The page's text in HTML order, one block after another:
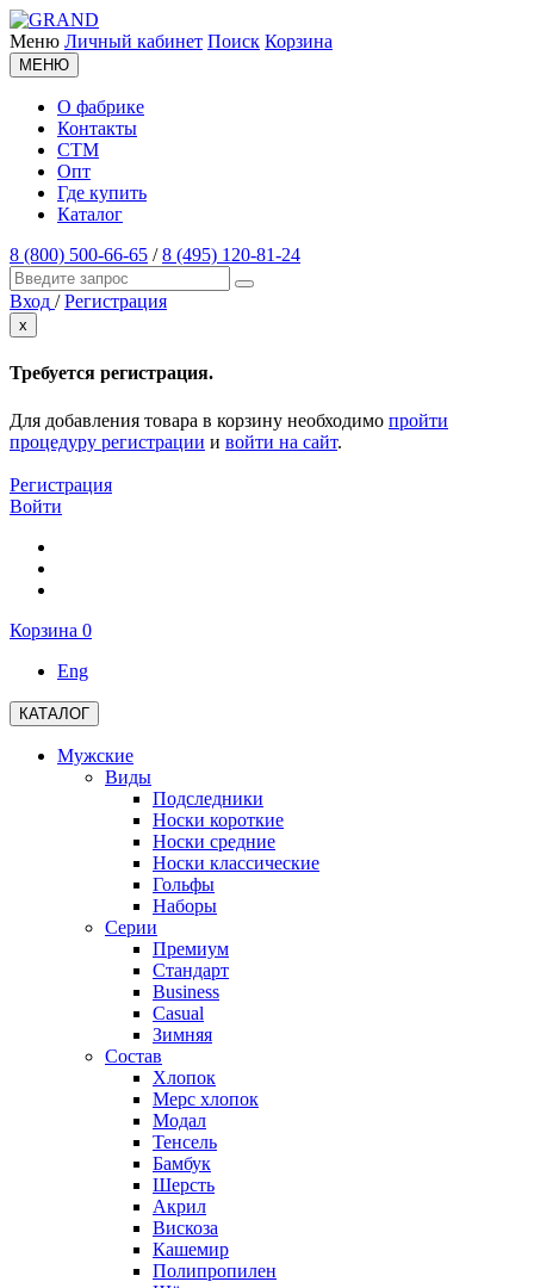
Меню Личный кабинет Поиск Корзина
МЕНЮ
О фабрике
Контакты
СТМ
Опт
Где купить
Каталог
8 (800) 500-66-65 /8 (495) 120-81-24
Вход / Регистрация
x
Требуется регистрация.
Для добавления товара в корзину необходимо пройти
процедуру регистрации и войти на сайт.
Регистрация
Войти
Корзина 0
Eng
КАТАЛОГ
Мужские
Виды
Подследники
Носки короткие
Носки средние
Носки классические
Гольфы
Наборы
Серии
Премиум
Стандарт
Business
Casual
Зимняя
Состав
Хлопок
Мерс хлопок
Модал
Тенсель
Бамбук
Шерсть
Акрил
Вискоза
Кашемир
Полипропилен